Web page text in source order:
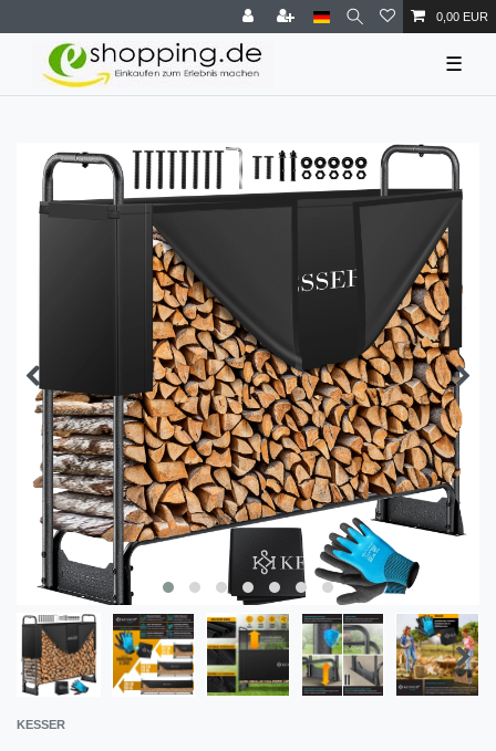
0,00 EUR
☰
KESSER